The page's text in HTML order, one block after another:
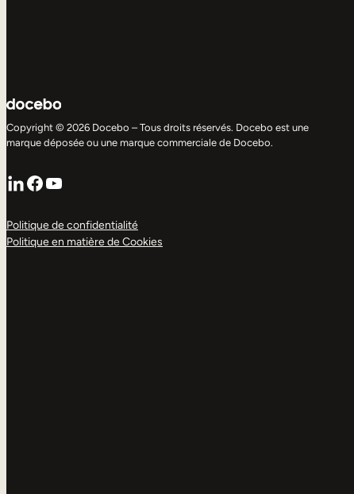
Copyright © 2026 Docebo – Tous droits réservés. Docebo est une
marque déposée ou une marque commerciale de Docebo.
LinkedIn
Facebook
YouTube
Politique de confidentialité
Politique en matière de Cookies